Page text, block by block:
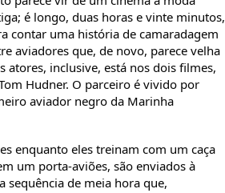
é longo, duas horas e vinte minutos,
contar uma história de camaradagem
aviadores que, de novo, parece velha
atores, inclusive, está nos dois filmes,
Hudner. O parceiro é vivido por
aviador negro da Marinha
enquanto eles treinam com um caça
um porta-aviões, são enviados à
sequência de meia hora que,